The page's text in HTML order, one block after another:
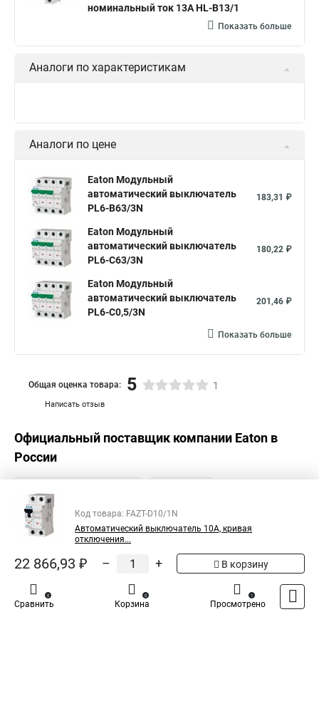
номинальный ток 13А HL-B13/1
Показать больше
Аналоги по характеристикам
Аналоги по цене
Eaton Модульный
автоматический выключатель
PL6-B63/3N
183,31 ₽
Eaton Модульный
автоматический выключатель
PL6-C63/3N
180,22 ₽
Eaton Модульный
автоматический выключатель
PL6-C0,5/3N
201,46 ₽
Показать больше
Написать отзыв
Общая оценка товара: 5 1
Официальный поставщик компании Eaton в
России
Код товара: FAZT-D10/1N
Автоматический выключатель 10А, кривая
отключения...
22 866,93 ₽ – + В корзину
Сравнить
0
Корзина
0
Просмотрено
1